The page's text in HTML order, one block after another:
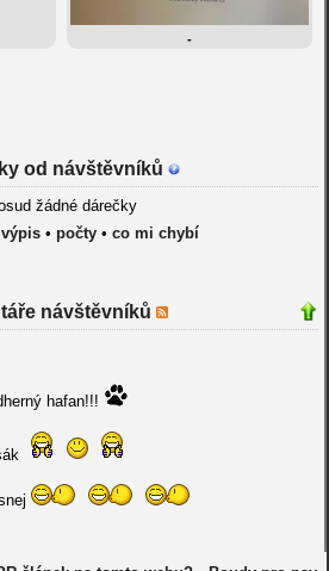
-
od návštěvníků
žádné dárečky
• počty• co mi chybí
návštěvníků
hafan!!!